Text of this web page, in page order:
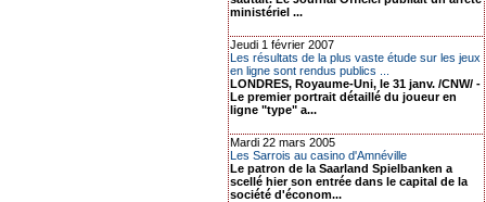
ministériel ...
Jeudi 1 février 2007
Les résultats de la plus vaste étude sur les jeux
en ligne sont rendus publics ...
LONDRES, Royaume-Uni, le 31 janv. /CNW/ -
Le premier portrait détaillé du joueur en
ligne "type" a...
Mardi 22 mars 2005
Les Sarrois au casino d'Amnéville
Le patron de la Saarland Spielbanken a
scellé hier son entrée dans le capital de la
société d'économ...